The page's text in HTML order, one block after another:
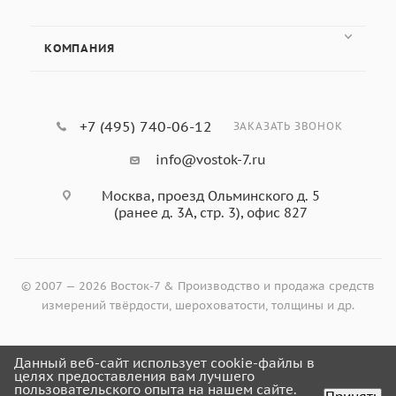
Оформить заказ
КОМПАНИЯ
+7 (495) 740-06-12 ЗАКАЗАТЬ ЗВОНОК
info@vostok-7.ru
Москва, проезд Ольминского д. 5
(ранее д. 3А, стр. 3), офис 827
© 2007 — 2026 Восток-7 & Производство и продажа средств
измерений твёрдости, шероховатости, толщины и др.
Данный веб-сайт использует cookie-файлы в
целях предоставления вам лучшего
пользовательского опыта на нашем сайте.